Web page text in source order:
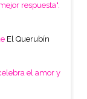
respuesta".
El Querubín
el amor y